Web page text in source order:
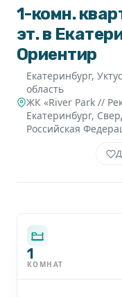
1-комн.
эт. в
Ориентир
Екатеринбург,
область
ЖК «River Park //
Екатеринбург,
Российская
1
КОМНАТ